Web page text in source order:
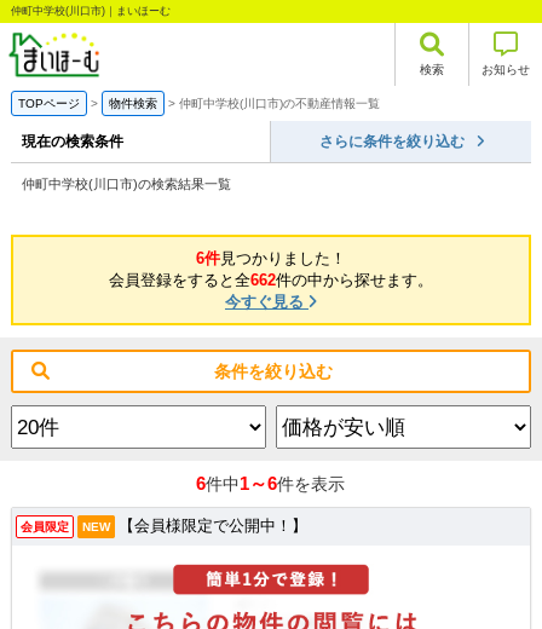
仲町中学校(川口市)｜まいほーむ
検索 お知らせ
TOPページ 物件検索 仲町中学校(川口市)の不動産情報一覧
現在の検索条件 さらに条件を絞り込む
仲町中学校(川口市)の検索結果一覧
6件見つかりました！
会員登録をすると全662件の中から探せます。
今すぐ見る
条件を絞り込む
6件中1～6件を表示
会員限定 NEW 【会員様限定で公開中！】